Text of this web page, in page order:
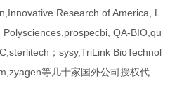
Research of America, L
QA-BIO,qu
；sysy,TriLink BioTechnol
等几十家国外公司授权代